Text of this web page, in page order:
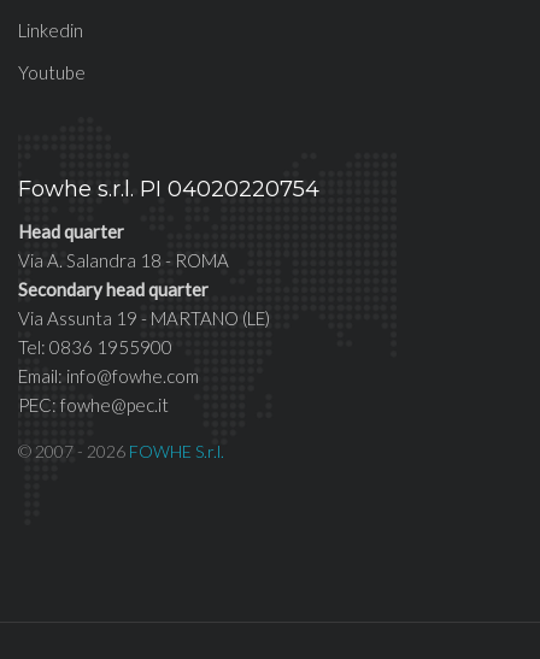
Linkedin
Youtube
Fowhe s.r.l. PI 04020220754
Head quarter
Via A. Salandra 18 - ROMA
Secondary head quarter
Via Assunta 19 - MARTANO (LE)
Tel: 0836 1955900
Email: info@fowhe.com
PEC: fowhe@pec.it
© 2007 - 2026 FOWHE S.r.l.